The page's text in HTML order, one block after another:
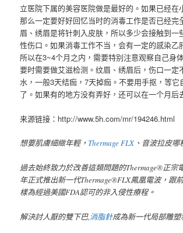
立医院下属的美容医院做是最好的。如果已经在
那么一定要好好回忆当时的消毒工作是否已经完
眉、绣眉是将针刺入皮肤，所以多少会接触到一
性伤口。如果消毒工作不当，会有一定的感染乙
所以在3~4个月之内，需要特别注意观察自己身
要时需要做艾滋检测。纹眉、绣眉后，伤口一定
水，一般3天结痂，7天掉痂。不要用手抠，等它
了。如果有的地方没有弄好，还可以在一个月后
来源链接：http://www.5h.com/mr/194246.html
想要肌膚細緻年輕， Thermage FLX、音波拉皮哪
過去始終致力於改善這類問題的Thermage®正宗
年正式推出新一代Thermage®FLX鳳凰電波，跟
樣為經過美國FDA認可的非入侵性療程。
解決討人厭的雙下巴,消脂針成為新一代局部雕塑